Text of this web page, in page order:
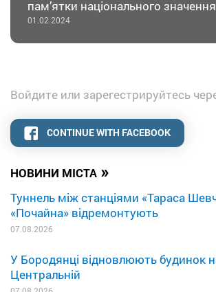
НОВИНИ МІСТА »
Туннель між станціями «Тараса
«Почайна» відремонтують
07.08.2026
У Бородянці відновлюють будинок
Центральній
памʼятки національного значення
01.02.2024
Войдите или зарегестрируйтесь
CONTINUE WITH FACEBOOK